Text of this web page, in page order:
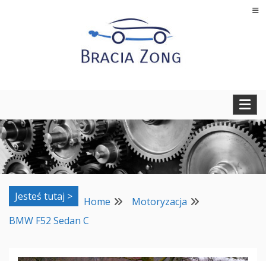
Jesteś tutaj > Home
Motoryzacja
BMW F52 Sedan C